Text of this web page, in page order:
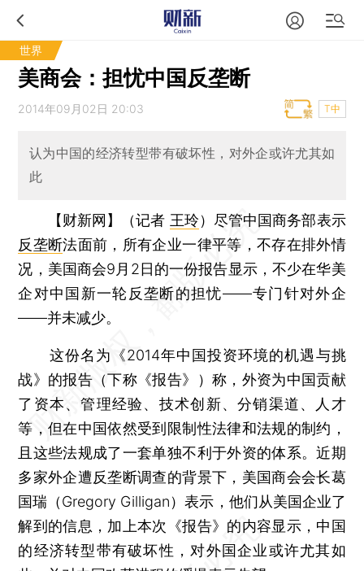
世界
美商会：担忧中国反垄断
2014年09月02日 20:03 T中
认为中国的经济转型带有破坏性，对外企或许尤其如
此
【财新网】（记者 王玲） 尽管中国商务部表示
反垄断法面前，所有企业一律平等，不存在排外情
况，美国商会9月2日的一份报告显示，不少在华美
企对中国新一轮反垄断的担忧——专门针对外企
——并未减少。
这份名为《2014年中国投资环境的机遇与挑
战》的报告（下称《报告》）称，外资为中国贡献
了资本、管理经验、技术创新、分销渠道、人才
等，但在中国依然受到限制性法律和法规的制约，
且这些法规成了一套单独不利于外资的体系。近期
多家外企遭反垄断调查的背景下，美国商会会长葛
国瑞（Gregory Gilligan）表示，他们从美国企业了
解到的信息，加上本次《报告》的内容显示，中国
的经济转型带有破坏性，对外国企业或许尤其如